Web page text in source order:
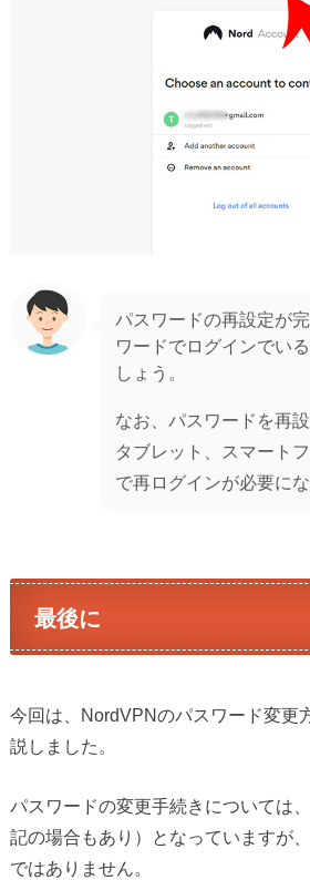
パスワードの再設定が
ワードでログインでい
しょう。
なお、パスワードを再
タブレット、スマート
で再ログインが必要にな
最後に
今回は、NordVPNのパスワード変更
説しました。
パスワードの変更手続きについては
記の場合もあり）となっていますが
ではありません。